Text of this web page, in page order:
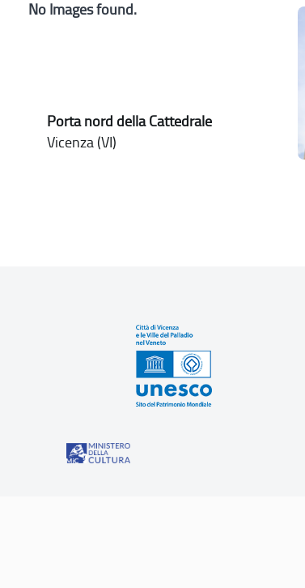
No Images found.
Porta nord della Cattedrale
Vicenza (VI)